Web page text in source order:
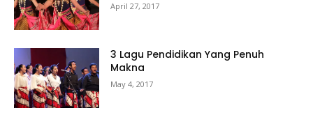
April 27, 2017
3 Lagu Pendidikan Yang Penuh
Makna
May 4, 2017